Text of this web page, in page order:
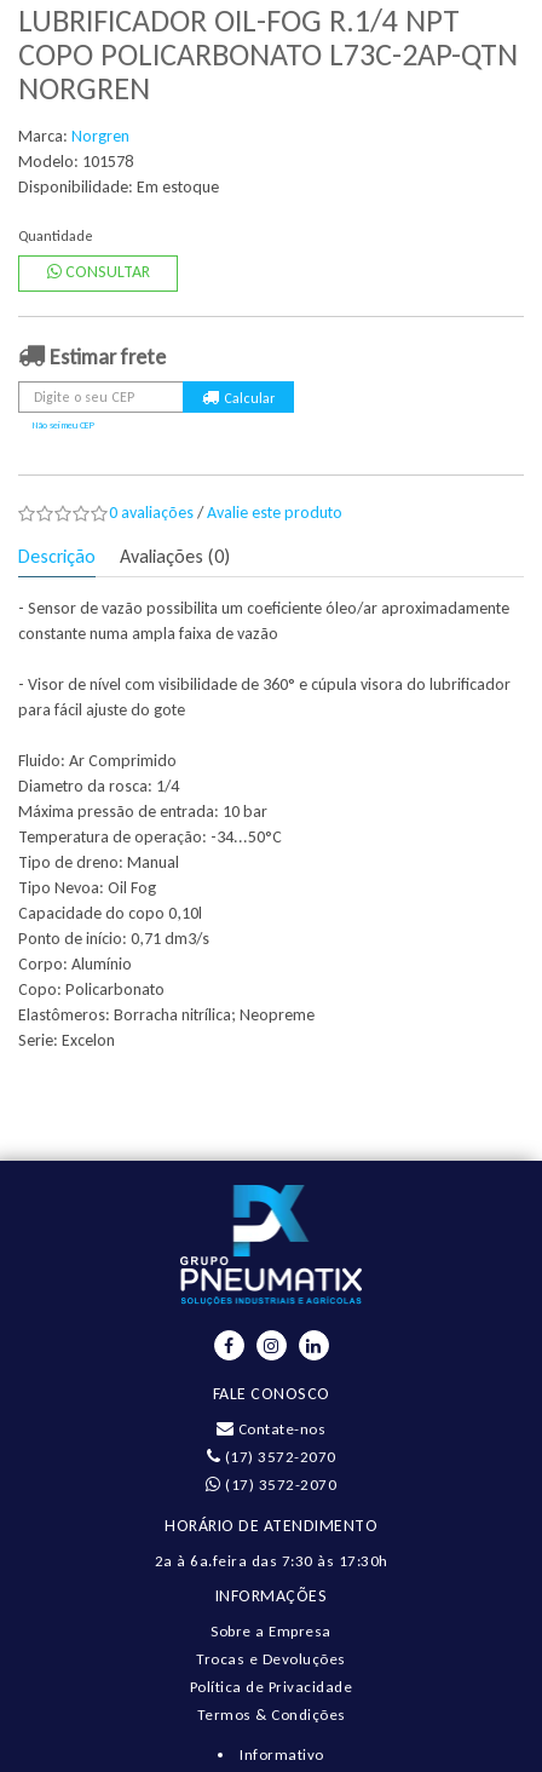
LUBRIFICADOR OIL-FOG R.1/4 NPT
COPO POLICARBONATO L73C-2AP-QTN
NORGREN
Marca: Norgren
Modelo: 101578
Disponibilidade: Em estoque
Quantidade
CONSULTAR
Estimar frete
Não sei meu CEP
0 avaliações/Avalie este produto
Descrição Avaliações (0)
- Sensor de vazão possibilita um coeficiente óleo/ar aproximadamente
constante numa ampla faixa de vazão
- Visor de nível com visibilidade de 360° e cúpula visora do lubrificador
para fácil ajuste do gote
Fluido: Ar Comprimido
Diametro da rosca: 1/4
Máxima pressão de entrada: 10 bar
Temperatura de operação: -34...50°C
Tipo de dreno: Manual
Tipo Nevoa: Oil Fog
Capacidade do copo 0,10l
Ponto de início: 0,71 dm3/s
Corpo: Alumínio
Copo: Policarbonato
Elastômeros: Borracha nitrílica; Neopreme
Serie: Excelon
FALE CONOSCO
Contate-nos
(17) 3572-2070
(17) 3572-2070
HORÁRIO DE ATENDIMENTO
2a à 6a.feira das 7:30 às 17:30h
INFORMAÇÕES
Sobre a Empresa
Trocas e Devoluções
Política de Privacidade
Termos & Condições
Informativo